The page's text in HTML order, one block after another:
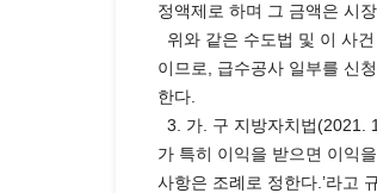
정액제로 하며 그 금액은 시
위와 같은 수도법 및 이 사
이므로, 급수공사 일부를 신
한다.
3. 가. 구 지방자치법(2021.
가 특히 이익을 받으면 이익
사항은 조례로 정한다.’라고